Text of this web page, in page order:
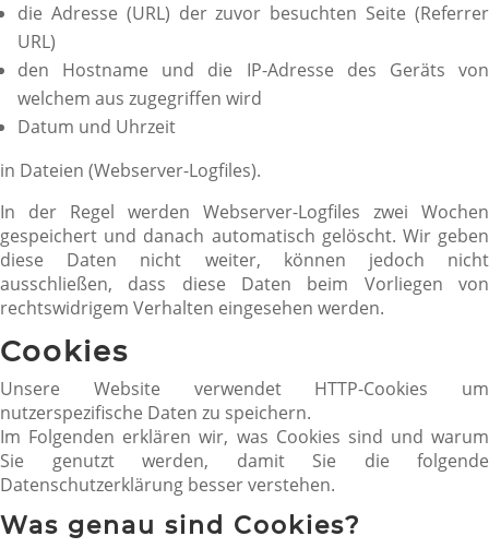
die Adresse (URL) der zuvor besuchten Seite (Referrer
URL)
den Hostname und die IP-Adresse des Geräts von
welchem aus zugegriffen wird
Datum und Uhrzeit
in Dateien (Webserver-Logfiles).
In der Regel werden Webserver-Logfiles zwei Wochen
gespeichert und danach automatisch gelöscht. Wir geben
diese Daten nicht weiter, können jedoch nicht
ausschließen, dass diese Daten beim Vorliegen von
rechtswidrigem Verhalten eingesehen werden.
Cookies
Unsere Website verwendet HTTP-Cookies um
nutzerspezifische Daten zu speichern.
Im Folgenden erklären wir, was Cookies sind und warum
Sie genutzt werden, damit Sie die folgende
Datenschutzerklärung besser verstehen.
Was genau sind Cookies?